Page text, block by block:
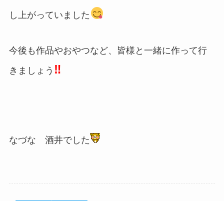
し上がっていました
今後も作品やおやつなど、皆様と一緒に作って行
きましょう ‼
なづな 酒井でした